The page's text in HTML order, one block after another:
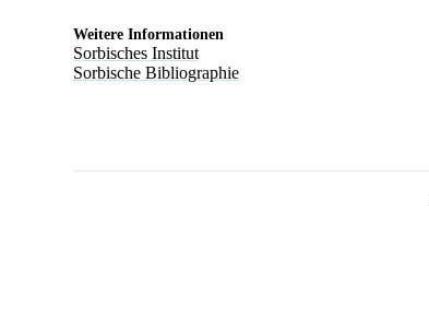
Weitere Informationen
Sorbisches Institut
Sorbische Bibliographie